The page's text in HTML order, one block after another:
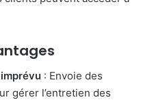
: Envoie des
gérer l’entretien des